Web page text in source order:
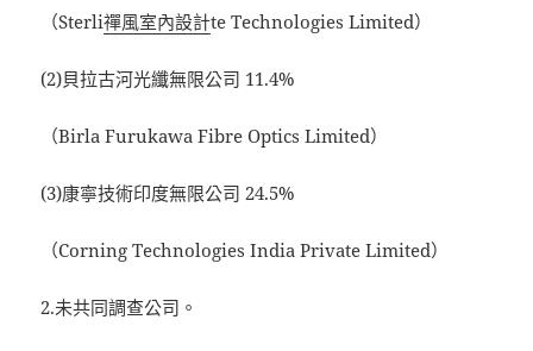
（Sterli禪風室內設計te Technologies Limited）
(2)貝拉古河光纖無限公司 11.4%
（Birla Furukawa Fibre Optics Limited）
(3)康寧技術印度無限公司 24.5%
（Corning Technologies India Private Limited）
2.未共同調查公司。